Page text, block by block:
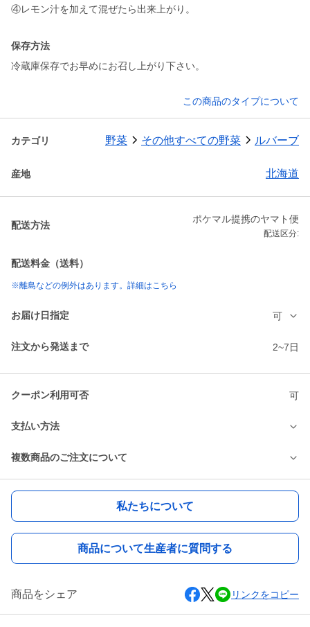
保存方法
冷蔵庫保存でお早めにお召し上がり下さい。
この商品のタイプについて
カテゴリ 野菜 その他すべての野菜 ルバーブ
産地 北海道
配送方法
ポケマル提携のヤマト便
配送区分:
配送料金（送料）
※離島などの例外はあります。詳細はこちら
お届け日指定 可
注文から発送まで 2~7日
クーポン利用可否 可
支払い方法
複数商品のご注文について
私たちについて
商品について生産者に質問する
商品をシェア リンクをコピー